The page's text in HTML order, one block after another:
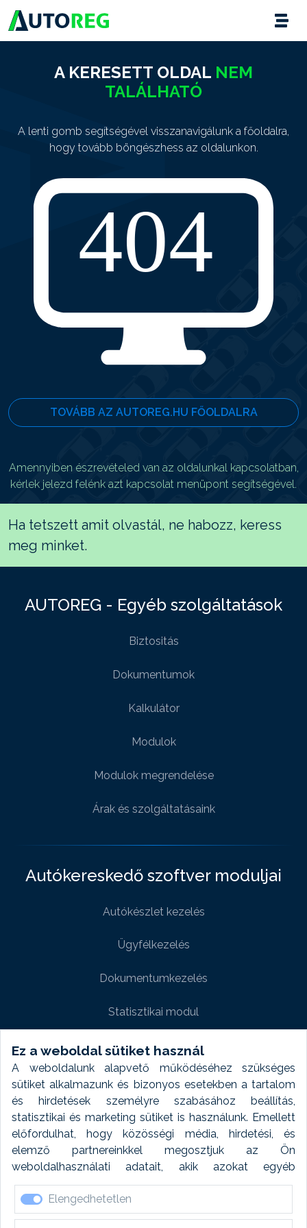
Ez a weboldal sütiket használ
A weboldalunk alapvető működéséhez szükséges
sütiket alkalmazunk és bizonyos esetekben a tartalom
és hirdetések személyre szabásához beállítás,
statisztikai és marketing sütiket is használunk. Emellett
előfordulhat, hogy közösségi média, hirdetési, és
elemző partnereinkkel megosztjuk az Ön
weboldalhasználati adatait, akik azokat egyéb
forrásokból gyűjtött adatokkal kombinálhatják. A sütik
elfogadásával kapcsolatosan naplózást végzünk és
ezen adatokat 6 hónap után automatikusan töröljük. A
Elengedhetetlen
A KERESETT OLDAL NEM
TALÁLHATÓ
A lenti gomb segítségével visszanavigálunk a főoldalra,
hogy tovább böngészhess az oldalunkon.
TOVÁBB AZ AUTOREG.HU FŐOLDALRA
Amennyiben észrevételed van az oldalunkal kapcsolatban,
kérlek jelezd felénk azt kapcsolat menüpont segítségével.
Ha tetszett amit olvastál, ne habozz, keress
meg minket.
AUTOREG - Egyéb szolgáltatások
Biztositás
Dokumentumok
Kalkulátor
Modulok
Modulok megrendelése
Árak és szolgáltatásaink
Autókereskedő szoftver moduljai
Autókészlet kezelés
Ügyfélkezelés
Dokumentumkezelés
Statisztikai modul
Weboldal modul
Fényképtár extra modul
Autómosó modul
Feladatütemezés